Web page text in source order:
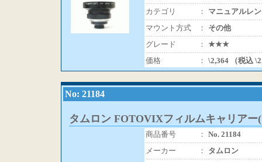
カテゴリ
：
マニュアルレ
マウント方式
：
その他
グレード
： ★★★
価格
： \2,364 （税込
No: 21184
タムロン FOTOVIXフィルムキャリア
商品番号 ： No. 21184
メーカー
： タムロン